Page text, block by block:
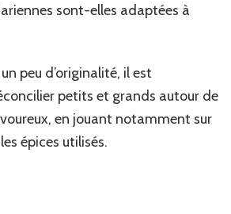
sont-elles adaptées à
peu d’originalité, il est
petits et grands autour de
en jouant notamment sur
épices utilisés.